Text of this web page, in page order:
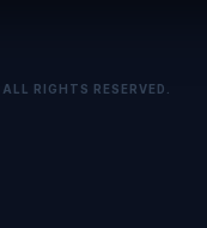
RIGHTS RESERVED.